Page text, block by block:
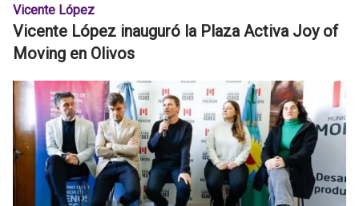
Vicente López
Vicente López inauguró la Plaza Activa Joy of
Moving en Olivos